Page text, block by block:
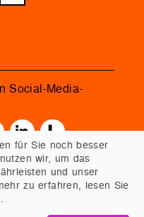
Social-Media-
für Sie noch besser
wir, um das
und unser
zu erfahren, lesen Sie
.